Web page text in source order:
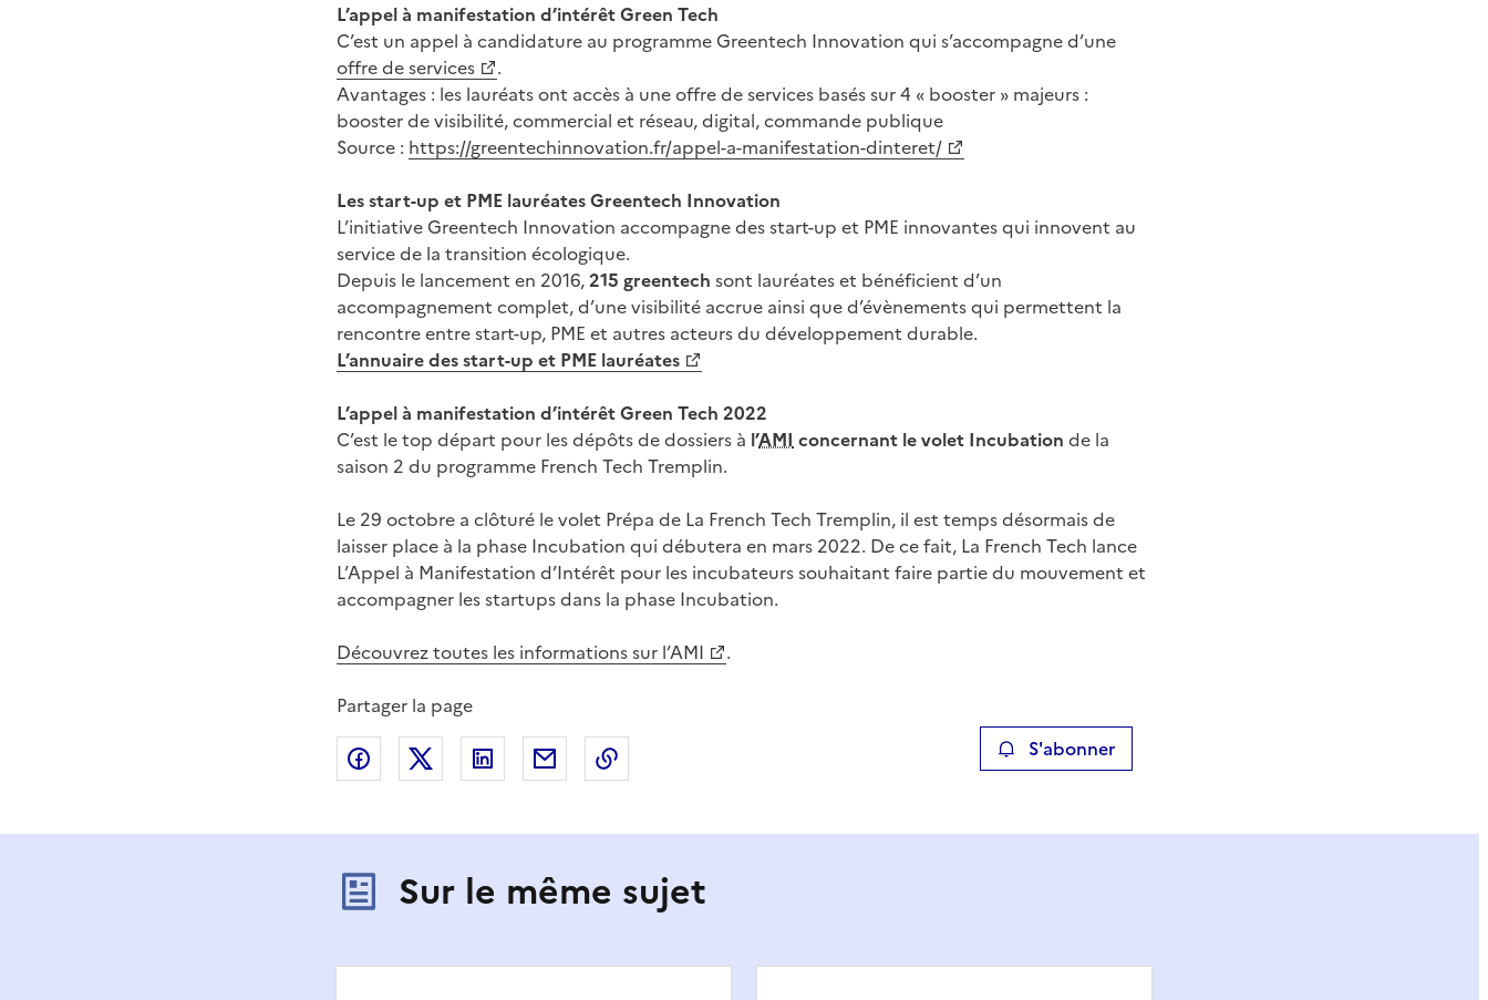
L’appel à manifestation d’intérêt Green Tech
C’est un appel à candidature au programme Greentech Innovation qui s’accompagne d’une
offre de services
.
Avantages : les lauréats ont accès à une offre de services basés sur 4 « booster » majeurs :
booster de visibilité, commercial et réseau, digital, commande publique
Source : https://greentechinnovation.fr/appel-a-manifestation-dinteret/
Les start-up et PME lauréates Greentech Innovation
L’initiative Greentech Innovation accompagne des start-up et PME innovantes qui innovent au
service de la transition écologique.
Depuis le lancement en 2016,215 greentech sont lauréates et bénéficient d’un
accompagnement complet, d’une visibilité accrue ainsi que d’évènements qui permettent la
rencontre entre start-up, PME et autres acteurs du développement durable.
L’annuaire des start-up et PME lauréates
L’appel à manifestation d’intérêt Green Tech 2022
C’est le top départ pour les dépôts de dossiers à l’AMIconcernant le volet Incubation de la
saison 2 du programme French Tech Tremplin.
Le 29 octobre a clôturé le volet Prépa de La French Tech Tremplin, il est temps désormais de
laisser place à la phase Incubation qui débutera en mars 2022. De ce fait, La French Tech lance
L’Appel à Manifestation d’Intérêt pour les incubateurs souhaitant faire partie du mouvement et
accompagner les startups dans la phase Incubation.
Découvrez toutes les informations sur l’AMI
.
Partager la page
Partager sur Facebook
Partager sur XPartager sur LinkedIn
Partager par emailCopier le lien de la page dans le presse-papier S'abonner
Sur le même sujet